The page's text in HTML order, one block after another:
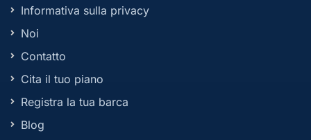
Informativa sulla privacy
Noi
Contatto
Cita il tuo piano
Registra la tua barca
Blog